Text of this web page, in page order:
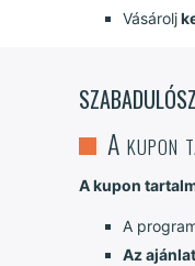
Vásárolj
A kupon
A kupon
A
Az